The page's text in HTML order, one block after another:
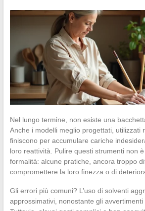
Nel lungo termine, non esiste una
Anche i modelli meglio progettati, utilizzati
finiscono per accumulare cariche
loro reattività. Pulire questi strumenti non
formalità: alcune pratiche, ancora troppo
compromettere la loro finezza o di
Gli errori più comuni? L’uso di solventi
approssimativi, nonostante gli avvertimenti